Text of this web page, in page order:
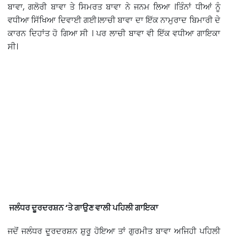
ਬਾਵਾ, ਗਲੋਰੀ ਬਾਵਾ ਤੇ ਸਿਮਰਤ ਬਾਵਾ ਨੇ ਜਨਮ ਲਿਆ ।ਤਿੰਨਾਂ ਧੀਆਂ ਨੂੰ
ਵਧੀਆ ਸਿੱਖਿਆ ਦਿਵਾਈ ਗਈ।ਲਾਚੀ ਬਾਵਾ ਦਾ ਇੱਕ ਨਾਮੁਰਾਦ ਬਿਮਾਰੀ ਦੇ
ਕਾਰਨ ਦਿਹਾਂਤ ਹੋ ਗਿਆ ਸੀ । ਪਰ ਲਾਚੀ ਬਾਵਾ ਵੀ ਇੱਕ ਵਧੀਆ ਗਾਇਕਾ
ਸੀ।
ਜਲੰਧਰ ਦੂਰਦਰਸ਼ਨ ‘ਤੇ ਗਾਉਣ ਵਾਲੀ ਪਹਿਲੀ ਗਾਇਕਾ
ਜਦੋਂ ਜਲੰਧਰ ਦੂਰਦਰਸ਼ਨ ਸ਼ੁਰੂ ਹੋਇਆ ਤਾਂ ਗੁਰਮੀਤ ਬਾਵਾ ਅਜਿਹੀ ਪਹਿਲੀ